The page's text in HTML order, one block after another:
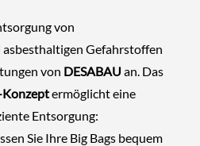
von
Gefahrstoffen
von DESABAU an. Das
ermöglicht eine
Entsorgung:
Sie Ihre Big Bags bequem